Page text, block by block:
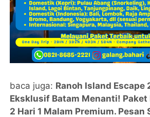
baca juga: Ranoh Island Escape
Eksklusif Batam Menanti! Paket
2 Hari 1 Malam Premium. Pesan